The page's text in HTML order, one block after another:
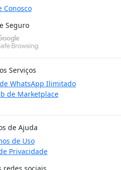
Conosco
Seguro
Serviços
WhatsApp Ilimitado
de Marketplace
de Ajuda
de Uso
Privacidade
redes sociais